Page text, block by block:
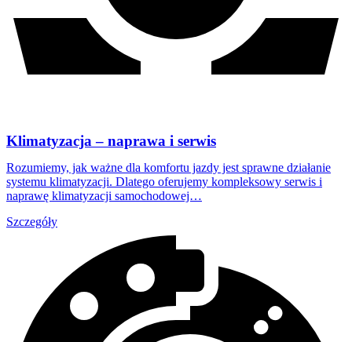
Klimatyzacja – naprawa i serwis
Rozumiemy, jak ważne dla komfortu jazdy jest sprawne działanie
systemu klimatyzacji. Dlatego oferujemy kompleksowy serwis i
naprawę klimatyzacji samochodowej…
Szczegóły